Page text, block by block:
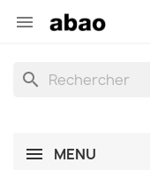

search
MENU